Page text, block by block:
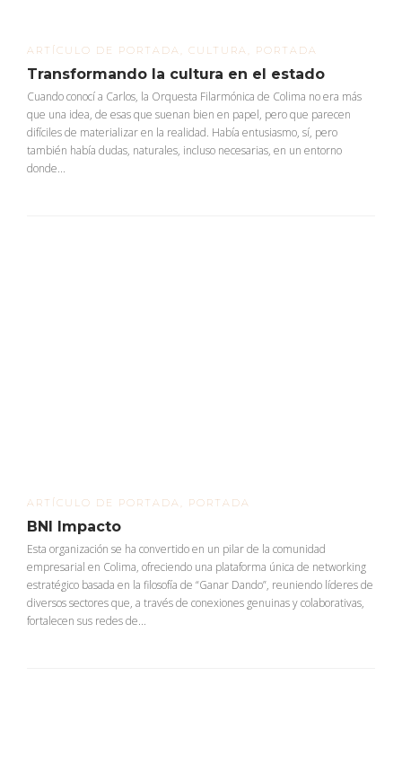
ARTÍCULO DE PORTADA CULTURA PORTADA
Transformando la cultura en el estado
Cuando conocí a Carlos, la Orquesta Filarmónica de Colima no era más
que una idea, de esas que suenan bien en papel, pero que parecen
difíciles de materializar en la realidad. Había entusiasmo, sí, pero
también había dudas, naturales, incluso necesarias, en un entorno
donde...
ARTÍCULO DE PORTADA PORTADA
BNI Impacto
Esta organización se ha convertido en un pilar de la comunidad
empresarial en Colima, ofreciendo una plataforma única de networking
estratégico basada en la filosofía de “Ganar Dando”, reuniendo líderes de
diversos sectores que, a través de conexiones genuinas y colaborativas,
fortalecen sus redes de...